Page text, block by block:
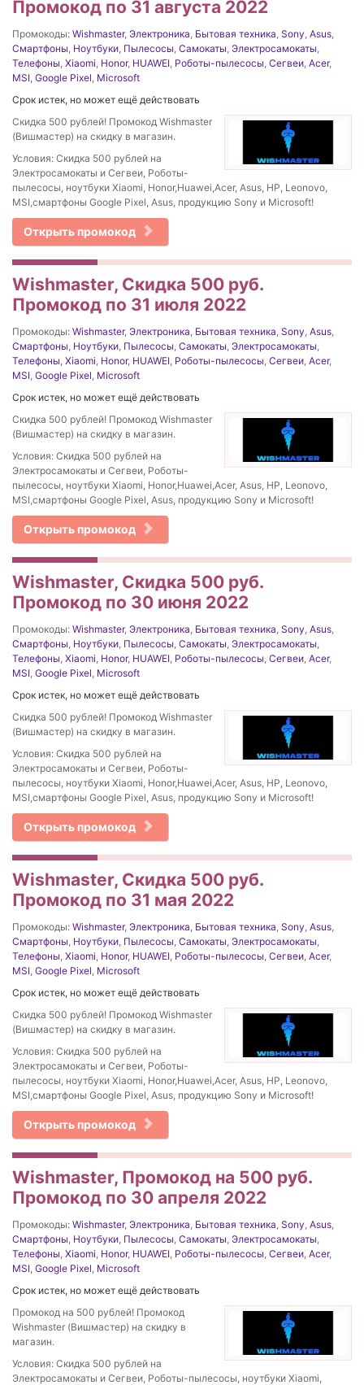
Промокод по 31 августа 2022
Промокоды: Wishmaster, Электроника, Бытовая техника, Sony, Asus,
Смартфоны, Ноутбуки, Пылесосы, Самокаты, Электросамокаты,
Телефоны, Xiaomi, Honor, HUAWEI, Роботы-пылесосы, Сегвеи, Acer,
MSI, Google Pixel, Microsoft
Срок истек, но может ещё действовать
Скидка 500 рублей! Промокод Wishmaster
(Вишмастер) на скидку в магазин.
Условия: Скидка 500 рублей на
Электросамокаты и Сегвеи, Роботы-
пылесосы, ноутбуки Xiaomi, Honor,Huawei,Acer, Asus, HP, Leonovo,
MSI,смартфоны Google Pixel, Asus, продукцию Sony и Microsoft!
Открыть промокод
Wishmaster, Скидка 500 руб.
Промокод по 31 июля 2022
Промокоды: Wishmaster, Электроника, Бытовая техника, Sony, Asus,
Смартфоны, Ноутбуки, Пылесосы, Самокаты, Электросамокаты,
Телефоны, Xiaomi, Honor, HUAWEI, Роботы-пылесосы, Сегвеи, Acer,
MSI, Google Pixel, Microsoft
Срок истек, но может ещё действовать
Скидка 500 рублей! Промокод Wishmaster
(Вишмастер) на скидку в магазин.
Условия: Скидка 500 рублей на
Электросамокаты и Сегвеи, Роботы-
пылесосы, ноутбуки Xiaomi, Honor,Huawei,Acer, Asus, HP, Leonovo,
MSI,смартфоны Google Pixel, Asus, продукцию Sony и Microsoft!
Открыть промокод
Wishmaster, Скидка 500 руб.
Промокод по 30 июня 2022
Промокоды: Wishmaster, Электроника, Бытовая техника, Sony, Asus,
Смартфоны, Ноутбуки, Пылесосы, Самокаты, Электросамокаты,
Телефоны, Xiaomi, Honor, HUAWEI, Роботы-пылесосы, Сегвеи, Acer,
MSI, Google Pixel, Microsoft
Срок истек, но может ещё действовать
Скидка 500 рублей! Промокод Wishmaster
(Вишмастер) на скидку в магазин.
Условия: Скидка 500 рублей на
Электросамокаты и Сегвеи, Роботы-
пылесосы, ноутбуки Xiaomi, Honor,Huawei,Acer, Asus, HP, Leonovo,
MSI,смартфоны Google Pixel, Asus, продукцию Sony и Microsoft!
Открыть промокод
Wishmaster, Скидка 500 руб.
Промокод по 31 мая 2022
Промокоды: Wishmaster, Электроника, Бытовая техника, Sony, Asus,
Смартфоны, Ноутбуки, Пылесосы, Самокаты, Электросамокаты,
Телефоны, Xiaomi, Honor, HUAWEI, Роботы-пылесосы, Сегвеи, Acer,
MSI, Google Pixel, Microsoft
Срок истек, но может ещё действовать
Скидка 500 рублей! Промокод Wishmaster
(Вишмастер) на скидку в магазин.
Условия: Скидка 500 рублей на
Электросамокаты и Сегвеи, Роботы-
пылесосы, ноутбуки Xiaomi, Honor,Huawei,Acer, Asus, HP, Leonovo,
MSI,смартфоны Google Pixel, Asus, продукцию Sony и Microsoft!
Открыть промокод
Wishmaster, Промокод на 500 руб.
Промокод по 30 апреля 2022
Промокоды: Wishmaster, Электроника, Бытовая техника, Sony, Asus,
Смартфоны, Ноутбуки, Пылесосы, Самокаты, Электросамокаты,
Телефоны, Xiaomi, Honor, HUAWEI, Роботы-пылесосы, Сегвеи, Acer,
MSI, Google Pixel, Microsoft
Срок истек, но может ещё действовать
Промокод на 500 рублей! Промокод
Wishmaster (Вишмастер) на скидку в
магазин.
Условия: Скидка 500 рублей на
Электросамокаты и Сегвеи, Роботы-пылесосы, ноутбуки Xiaomi,